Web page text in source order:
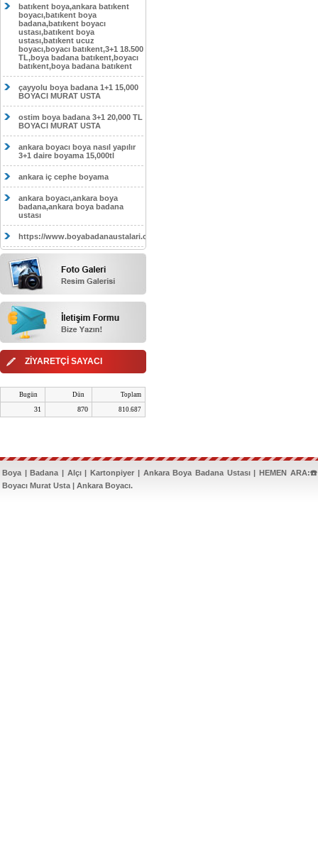
HASKÖY DAİRE BOYAMA 1000TL
EV,İŞYERİ BOYA BADANA USTASI
0554 184 41 66
GÖLBAŞI DAİRE BOYAMA 1000TL
EV,İŞYERİ BOYA BADANA USTASI
0554 184 41 66
SOKULLU DAİRE BOYAMA 1000TL
EV,İŞYERİ BOYA BADANA USTASI
0554 184 41 66
batıkent boya,ankara batıkent
boyacı,batıkent boya
badana,batıkent boyacı
ustası,batıkent boya
ustası,batıkent ucuz
boyacı,boyacı batıkent,3+1 18.500
TL,boya badana batıkent,boyacı
batıkent,boya badana batıkent
çayyolu boya badana 1+1 15,000
BOYACI MURAT USTA
ostim boya badana 3+1 20,000 TL
BOYACI MURAT USTA
ankara boyacı boya nasıl yapılır
3+1 daire boyama 15,000tl
ankara iç cephe boyama
ankara boyacı,ankara boya
badana,ankara boya badana
ustası
https://www.boyabadanaustalari.com/
ZİYARETÇİ SAYACI
Bugün Dün Toplam
31 870 810.687
Boya | Badana | Alçı | Kartonpiyer | Ankara Boya Badana Ustası | HEMEN
Boyacı Murat Usta | Ankara Boyacı.